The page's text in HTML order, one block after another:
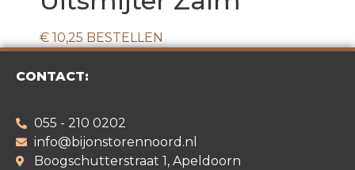
€ 10,25 BESTELLEN
CONTACT:
055 - 210 0202
info@bijonstorennoord.nl
Boogschutterstraat 1, Apeldoorn